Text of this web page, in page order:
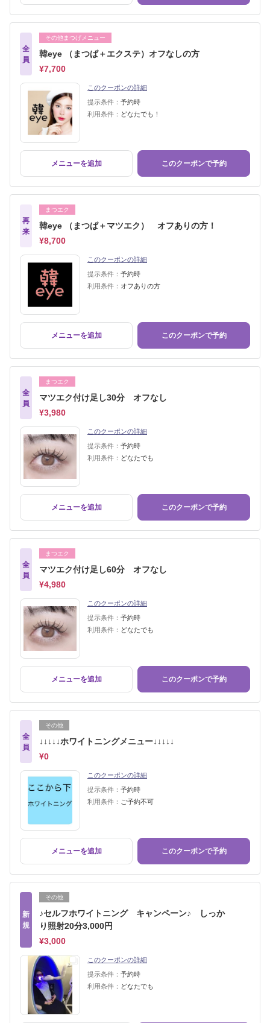
全
員
その他まつげメニュー
韓eye （まつぱ＋エクステ）オフなしの方
¥7,700
このクーポンの詳細
提示条件： 予約時
利用条件： どなたでも！
メニューを追加 このクーポンで予約
再
来
まつエク
韓eye （まつぱ＋マツエク） オフありの方！
¥8,700
このクーポンの詳細
提示条件： 予約時
利用条件： オフありの方
メニューを追加 このクーポンで予約
全
員
まつエク
マツエク付け足し30分 オフなし
¥3,980
このクーポンの詳細
提示条件： 予約時
利用条件： どなたでも
メニューを追加 このクーポンで予約
全
員
まつエク
マツエク付け足し60分 オフなし
¥4,980
このクーポンの詳細
提示条件： 予約時
利用条件： どなたでも
メニューを追加 このクーポンで予約
全
員
その他
↓↓↓↓↓ホワイトニングメニュー↓↓↓↓↓
¥0
このクーポンの詳細
提示条件： 予約時
利用条件： ご予約不可
メニューを追加 このクーポンで予約
新
規
その他
♪セルフホワイトニング キャンペーン♪ しっか
り照射20分3,000円
¥3,000
このクーポンの詳細
提示条件： 予約時
利用条件： どなたでも